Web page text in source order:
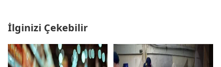
İlginizi Çekebilir